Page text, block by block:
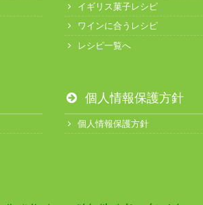
イギリス菓子レシピ
ワインに合うレシピ
レシピ一覧へ
個人情報保護方針
個人情報保護方針